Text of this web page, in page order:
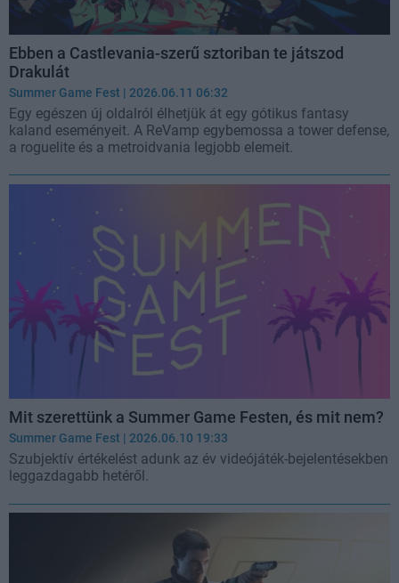
Ebben a Castlevania-szerű sztoriban te játszod
Drakulát
Summer Game Fest | 2026.06.11 06:32
Egy egészen új oldalról élhetjük át egy gótikus fantasy
kaland eseményeit. A ReVamp egybemossa a tower defense,
a roguelite és a metroidvania legjobb elemeit.
Mit szerettünk a Summer Game Festen, és mit nem?
Summer Game Fest | 2026.06.10 19:33
Szubjektív értékelést adunk az év videójáték-bejelentésekben
leggazdagabb hetéről.